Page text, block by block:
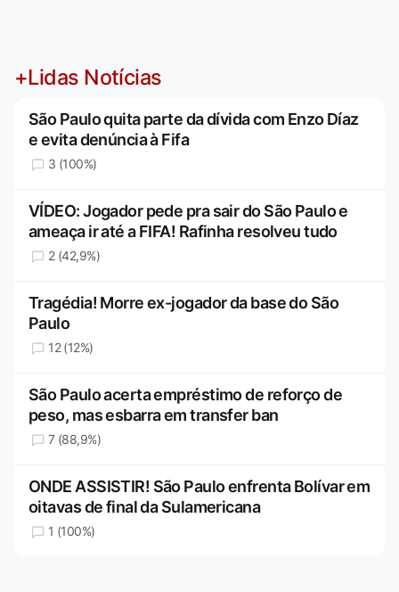
+Lidas Notícias
São Paulo quita parte da dívida com Enzo Díaz
e evita denúncia à Fifa
3 (100%)
VÍDEO: Jogador pede pra sair do São Paulo e
ameaça ir até a FIFA! Rafinha resolveu tudo
2 (42,9%)
Tragédia! Morre ex-jogador da base do São
Paulo
12 (12%)
São Paulo acerta empréstimo de reforço de
peso, mas esbarra em transfer ban
7 (88,9%)
ONDE ASSISTIR! São Paulo enfrenta Bolívar em
oitavas de final da Sulamericana
1 (100%)